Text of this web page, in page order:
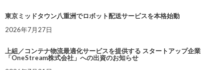
東京ミッドタウン八重洲でロボット配送サービスを本格始動
2026年7月27日
上組／コンテナ物流最適化サービスを提供する スタートアップ企業
「OneStream株式会社」への出資のお知らせ